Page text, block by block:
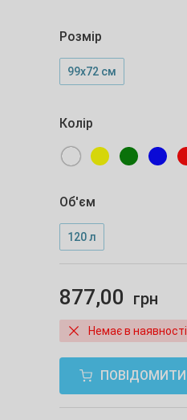
Розмір
99х72 см
Колір
Об'єм
120 л
877,00 грн
Немає в наявності
ПОВІДОМИТИ